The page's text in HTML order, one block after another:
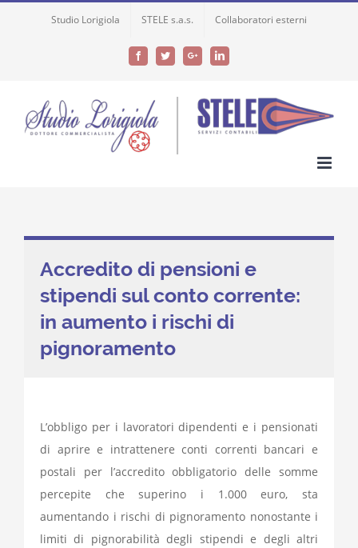
Studio Lorigiola STELE s.a.s. Collaboratori esterni
FacebookTwitterGoogle+LinkedIn
Accredito di pensioni e
stipendi sul conto corrente:
in aumento i rischi di
pignoramento
L’obbligo per i lavoratori dipendenti e i pensionati
di aprire e intrattenere conti correnti bancari e
postali per l’accredito obbligatorio delle somme
percepite che superino i 1.000 euro, sta
aumentando i rischi di pignoramento nonostante i
limiti di pignorabilità degli stipendi e degli altri